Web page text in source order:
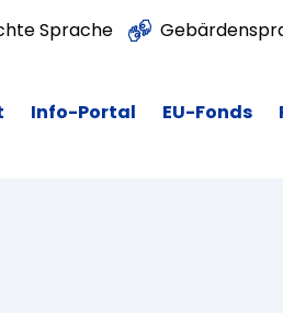
Sprache
Info-Portal EU-Fonds